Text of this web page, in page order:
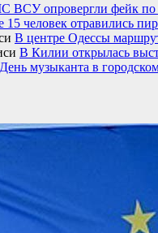
ВСУ опровергли фейк по
15 человек отравились
В центре Одессы
В Килии открылась
День музыканта в